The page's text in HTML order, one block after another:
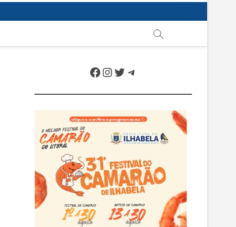
Facebook
Instagram
Twitter
Telegram